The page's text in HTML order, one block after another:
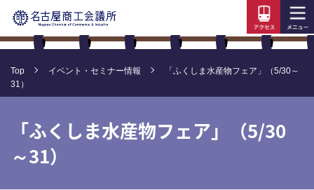
Top イベント・セミナー情報
「ふくしま水産物フェア」（5/30～
31）
「ふくしま水産物フェア」（5/30
～31）